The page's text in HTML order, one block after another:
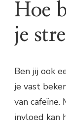
Hoe
je
Ben jij ook
je vast
van cafeïne.
invloed kan